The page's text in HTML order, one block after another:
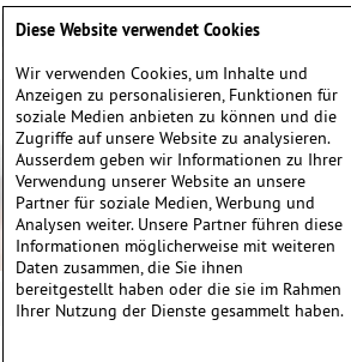
Diese Website verwendet Cookies
Wir verwenden Cookies, um Inhalte und
Anzeigen zu personalisieren, Funktionen für
soziale Medien anbieten zu können und die
Zugriffe auf unsere Website zu analysieren.
Ausserdem geben wir Informationen zu Ihrer
Verwendung unserer Website an unsere
Partner für soziale Medien, Werbung und
Analysen weiter. Unsere Partner führen diese
Informationen möglicherweise mit weiteren
Daten zusammen, die Sie ihnen
bereitgestellt haben oder die sie im Rahmen
Ihrer Nutzung der Dienste gesammelt haben.